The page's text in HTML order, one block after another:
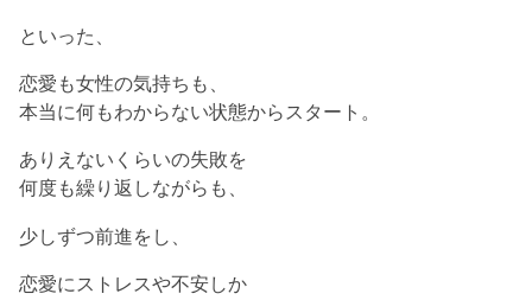
といった、
恋愛も女性の気持ちも、
本当に何もわからない状態からスタート。
ありえないくらいの失敗を
何度も繰り返しながらも、
少しずつ前進をし、
恋愛にストレスや不安しか